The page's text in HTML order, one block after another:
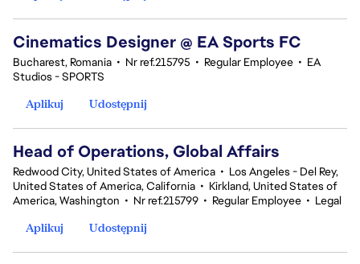
Cinematics Designer @ EA Sports FC
Bucharest, Romania • Nr ref.215795 • Regular Employee • EA
Studios - SPORTS
Aplikuj
Udostępnij
Head of Operations, Global Affairs
Redwood City, United States of America • Los Angeles - Del Rey,
United States of America, California • Kirkland, United States of
America, Washington • Nr ref.215799 • Regular Employee • Legal
Aplikuj
Udostępnij